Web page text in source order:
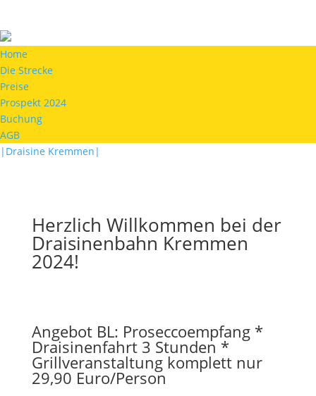
Home
Die Strecke
Preise
Prospekt 2024
Buchung
AGB
|Draisine Kremmen|
Herzlich Willkommen bei der
Draisinenbahn Kremmen
2024!
Angebot BL: Proseccoempfang *
Draisinenfahrt 3 Stunden *
Grillveranstaltung komplett nur
29,90 Euro/Person